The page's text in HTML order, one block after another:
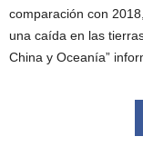
comparación con
una caída en las
China y Oceanía”